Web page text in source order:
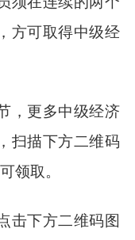
方可取得中级经
，更多中级经济
扫描下方二维码
领取。
击下方二维码图